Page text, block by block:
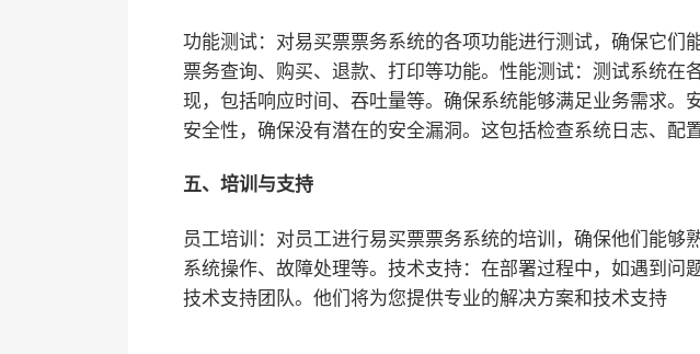
功能测试：对易买票票务系统的各项功能进行测试，确保它们
票务查询、购买、退款、打印等功能。 性能测试：测试系统在
现，包括响应时间、吞吐量等。确保系统能够满足业务需求。
安全性，确保没有潜在的安全漏洞。这包括检查系统日志、配
五、培训与支持
员工培训：对员工进行易买票票务系统的培训，确保他们能够
系统操作、故障处理等。 技术支持：在部署过程中，如遇到问
技术支持团队。他们将为您提供专业的解决方案和技术支持